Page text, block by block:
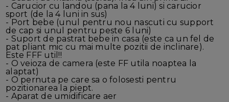
- Carucior cu landou (pana la 4 luni) si carucior
sport (de la 4 luni in sus)
- Port bebe (unul pentru nou nascuti cu support
de cap si unul pentru peste 6 luni)
- Suport de pastrat bebe in casa (este ca un fel de
pat pliant mic cu mai multe pozitii de inclinare).
Este FFF util!!
- O veioza de camera (este FF utila noaptea la
alaptat)
- O pernuta pe care sa o folosesti pentru
pozitionarea la piept.
- Aparat de umidificare aer